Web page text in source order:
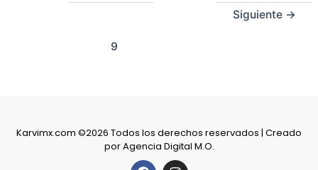
9
Siguiente →
Karvimx.com ©2026 Todos los derechos reservados | Creado
porAgencia Digital M.O.
F I